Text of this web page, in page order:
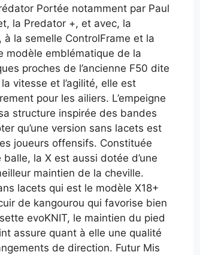
Portée notamment par Paul
la Predator +, et avec, la
à la semelle ControlFrame et la
modèle emblématique de la
proches de l’ancienne F50 dite
vitesse et l’agilité, elle est
pour les ailiers. L’empeigne
structure inspirée des bandes
qu’une version sans lacets est
joueurs offensifs. Constituée
la X est aussi dotée d’une
maintien de la cheville.
lacets qui est le modèle X18+
de kangourou qui favorise bien
evoKNIT, le maintien du pied
assure quant à elle une qualité
de direction. Futur Mis